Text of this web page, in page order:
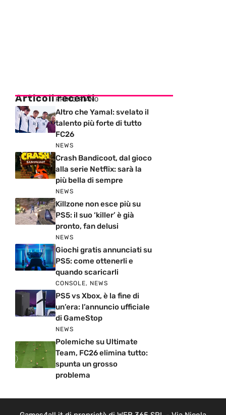
Articoli recenti
PRIMO PIANO
Altro che Yamal: svelato il
talento più forte di tutto
FC26
NEWS
Crash Bandicoot, dal gioco
alla serie Netflix: sarà la
più bella di sempre
NEWS
Killzone non esce più su
PS5: il suo ‘killer’ è già
pronto, fan delusi
NEWS
Giochi gratis annunciati su
PS5: come ottenerli e
quando scaricarli
CONSOLE, NEWS
PS5 vs Xbox, è la fine di
un’era: l’annuncio ufficiale
di GameStop
NEWS
Polemiche su Ultimate
Team, FC26 elimina tutto:
spunta un grosso
problema